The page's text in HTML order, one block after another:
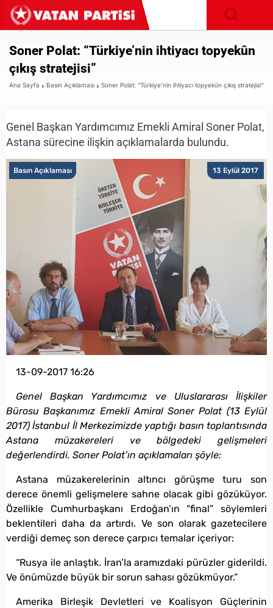
Soner Polat: “Türkiye’nin ihtiyacı topyekûn
çıkış stratejisi”
Ana Sayfa Basın Açıklaması Soner Polat: “Türkiye’nin ihtiyacı topyekûn çıkış stratejisi”
Genel Başkan Yardımcımız Emekli Amiral Soner Polat,
Astana sürecine ilişkin açıklamalarda bulundu.
13 Eylül 2017
Basın Açıklaması
13-09-2017 16:26
Genel Başkan Yardımcımız ve Uluslararası İlişkiler
Bürosu Başkanımız Emekli Amiral Soner Polat (13 Eylül
2017) İstanbul İl Merkezimizde yaptığı basın toplantısında
Astana müzakereleri ve bölgedeki gelişmeleri
değerlendirdi. Soner Polat’ın açıklamaları şöyle:
Astana müzakerelerinin altıncı görüşme turu son
derece önemli gelişmelere sahne olacak gibi gözüküyor.
Özellikle Cumhurbaşkanı Erdoğan’ın “final” söylemleri
beklentileri daha da artırdı. Ve son olarak gazetecilere
verdiği demeç son derece çarpıcı temalar içeriyor:
“Rusya ile anlaştık. İran’la aramızdaki pürüzler giderildi.
Ve önümüzde büyük bir sorun sahası gözükmüyor.”
Amerika Birleşik Devletleri ve Koalisyon Güçlerinin